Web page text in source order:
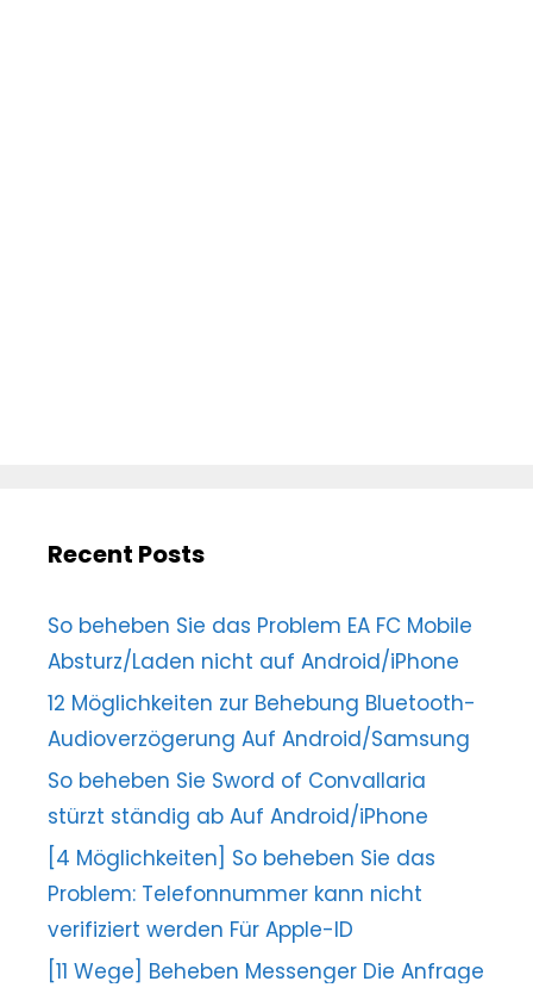
Recent Posts
So beheben Sie das Problem EA FC Mobile
Absturz/Laden nicht auf Android/iPhone
12 Möglichkeiten zur Behebung Bluetooth-
Audioverzögerung Auf Android/Samsung
So beheben Sie Sword of Convallaria
stürzt ständig ab Auf Android/iPhone
[4 Möglichkeiten] So beheben Sie das
Problem: Telefonnummer kann nicht
verifiziert werden Für Apple-ID
[11 Wege] Beheben Messenger Die Anfrage